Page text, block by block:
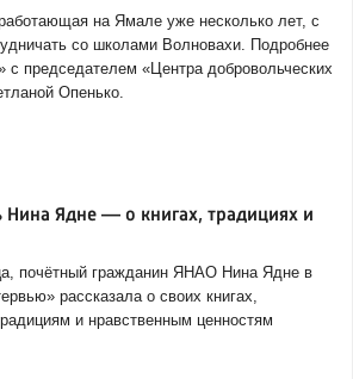
на Ямале уже несколько лет, с
со школами Волновахи. Подробнее
председателем «Центра добровольческих
Опенько.
Нина Ядне — о книгах, традициях и
почётный гражданин ЯНАО Нина Ядне в
рассказала о своих книгах,
и нравственным ценностям